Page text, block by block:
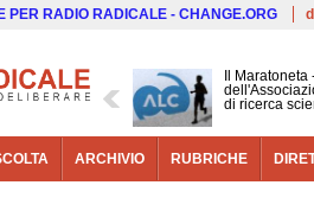
PER RADIO RADICALE - CHANGE.ORG
Il
di ricerca
ARCHIVIO RUBRICHE